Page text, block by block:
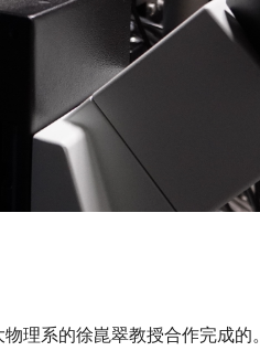
理系的徐崑翠教授合作完成的。